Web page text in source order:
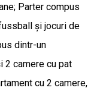
Parter compus
și jocuri de
dintr-un
2 camere cu pat
cu 2 camere,